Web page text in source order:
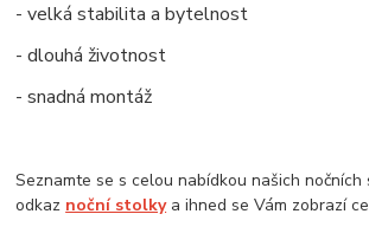
- velká stabilita a bytelnost
- dlouhá životnost
- snadná montáž
Seznamte se s celou nabídkou našich
odkaz noční stolkya ihned se Vám zobrazí